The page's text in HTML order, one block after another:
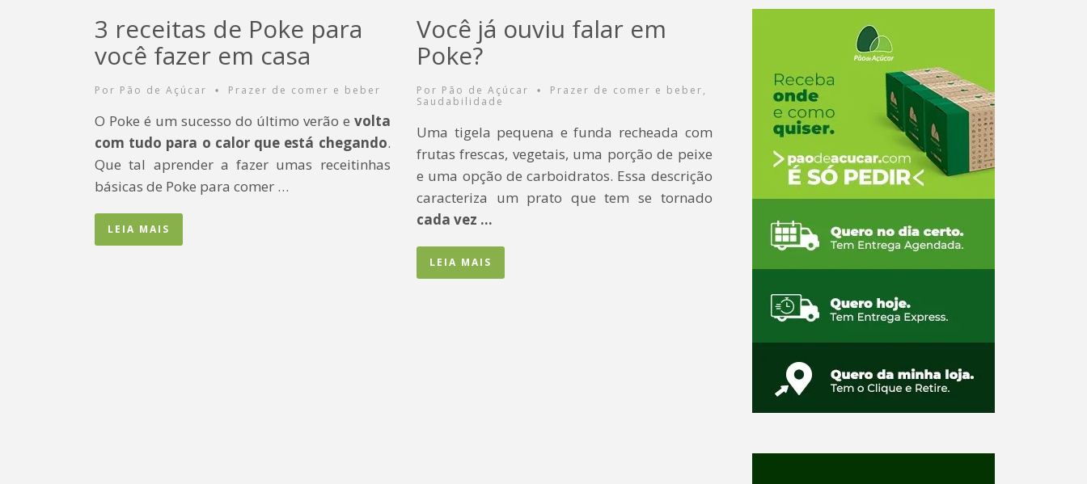
3 receitas de Poke para
você fazer em casa
Por Pão de Açúcar • Prazer de comer e beber
O Poke é um sucesso do último verão e volta
com tudo para o calor que está chegando.
Que tal aprender a fazer umas receitinhas
básicas de Poke para comer …
LEIA MAIS
Você já ouviu falar em
Poke?
Por Pão de Açúcar • Prazer de comer e beber,
Saudabilidade
Uma tigela pequena e funda recheada com
frutas frescas, vegetais, uma porção de peixe
e uma opção de carboidratos. Essa descrição
caracteriza um prato que tem se tornado
cada vez …
LEIA MAIS